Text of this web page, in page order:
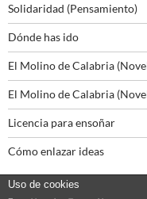
Solidaridad (Pensamiento)
Dónde has ido
El Molino de Calabria
El Molino de Calabria
Licencia para ensoñar
Cómo enlazar ideas
Uso de cookies